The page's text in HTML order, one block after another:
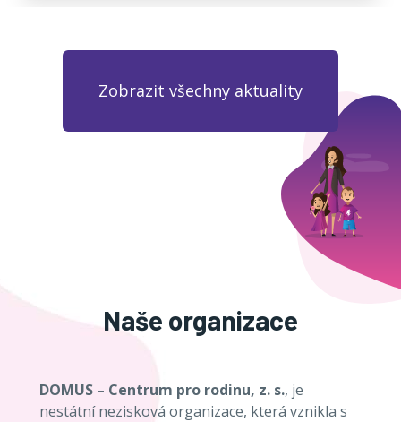
Zobrazit všechny aktuality
Naše organizace
DOMUS – Centrum pro rodinu, z. s., je
nestátní nezisková organizace, která vznikla s